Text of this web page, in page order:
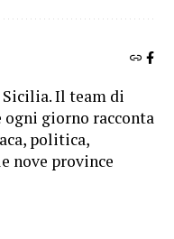
Il team di
giorno racconta
politica,
nove province